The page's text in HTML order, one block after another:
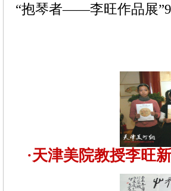
“抱琴者——李旺作品展
·天津美院教授李旺